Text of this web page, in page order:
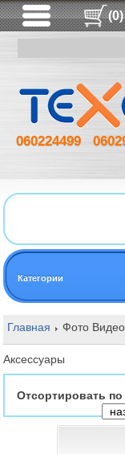
(0)
060224499
Категории
Главная Фото
Aксессуары
Отсортировать по